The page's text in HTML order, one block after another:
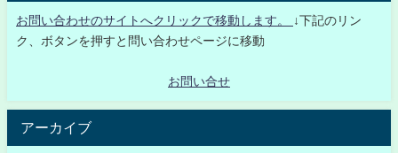
お問い合わせのサイトへクリックで移動します。
↓下記のリン
ク、ボタンを押すと問い合わせページに移動
お問い合せ
アーカイブ